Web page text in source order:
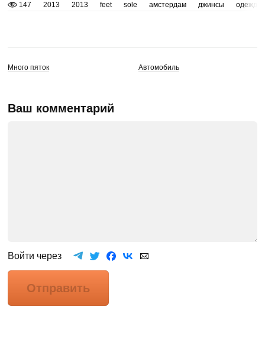
147 2013 2013 feet sole амстердам джинсы одежда
Много пяток Автомобиль
Ваш комментарий
Войти через
Отправить